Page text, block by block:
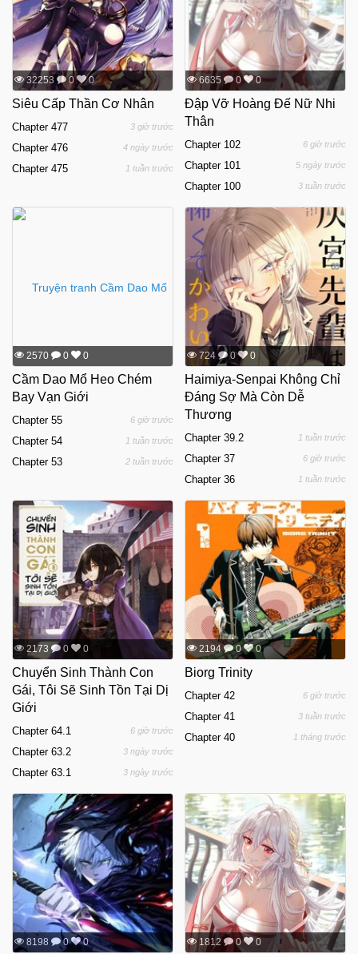
32253 0 0
Siêu Cấp Thần Cơ Nhân
Chapter 477 3 giờ trước
Chapter 476 4 ngày trước
Chapter 475 1 tuần trước
6635 0 0
Đập Vỡ Hoàng Đế Nữ Nhi
Thân
Chapter 102 6 giờ trước
Chapter 101 5 ngày trước
Chapter 100 3 tuần trước
2570 0 0
Cầm Dao Mổ Heo Chém
Bay Vạn Giới
Chapter 55 6 giờ trước
Chapter 54 1 tuần trước
Chapter 53 2 tuần trước
724 0 0
Haimiya-Senpai Không Chỉ
Đáng Sợ Mà Còn Dễ
Thương
Chapter 39.2 1 tuần trước
Chapter 37 6 giờ trước
Chapter 36 1 tuần trước
2173 0 0
Chuyển Sinh Thành Con
Gái, Tôi Sẽ Sinh Tồn Tại Dị
Giới
Chapter 64.1 6 giờ trước
Chapter 63.2 3 ngày trước
Chapter 63.1 3 ngày trước
2194 0 0
Biorg Trinity
Chapter 42 6 giờ trước
Chapter 41 3 tuần trước
Chapter 40 1 tháng trước
8198 0 0 1812 0 0